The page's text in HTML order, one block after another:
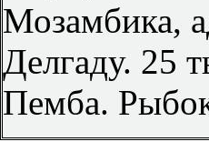
Мозамбика,
Делгаду. 25
Пемба.